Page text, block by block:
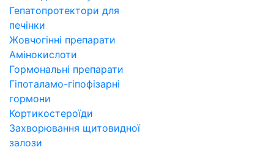
Гепатопротектори для
печінки
Жовчогінні препарати
Амінокислоти
Гормональні препарати
Гіпоталамо-гіпофізарні
гормони
Кортикостероїди
Захворювання щитовидної
залози